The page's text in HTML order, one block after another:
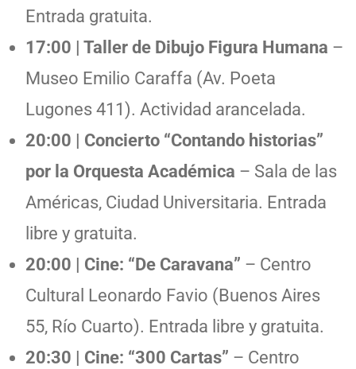
Entrada gratuita.
17:00 | Taller de Dibujo Figura Humana –
Museo Emilio Caraffa (Av. Poeta
Lugones 411). Actividad arancelada.
20:00 | Concierto “Contando historias”
por la Orquesta Académica – Sala de las
Américas, Ciudad Universitaria. Entrada
libre y gratuita.
20:00 | Cine: “De Caravana” – Centro
Cultural Leonardo Favio (Buenos Aires
55, Río Cuarto). Entrada libre y gratuita.
20:30 | Cine: “300 Cartas” – Centro